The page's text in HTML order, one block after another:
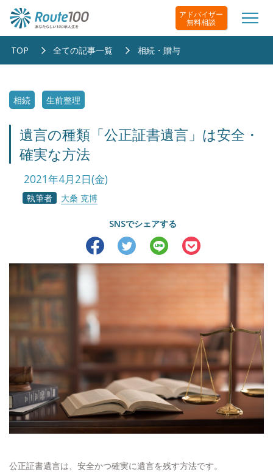
アドバイザー
無料相談
TOP 全ての記事一覧 相続・贈与
相続 生前整理
遺言の種類「公正証書遺言」は安全・
確実な方法
2021年4月2日(金)
執筆者 大桑 克博
SNSでシェアする
公正証書遺言は、安全かつ確実に遺言を残す方法です。